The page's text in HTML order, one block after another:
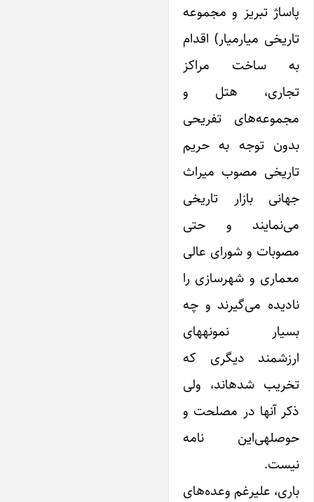
پاساژ تبریز و مجموعه
تاریخی میارمیار) اقدام
به ساخت مراکز
تجاری، هتل و
مجموعه‌های تفریحی
بدون توجه به حریم
تاریخی مصوب میراث
جهانی بازار تاریخی
می‌نمایند و حتی
مصوبات و شورای عالی
معماری و شهرسازی را
نادیده می‌گیرند و چه
بسیار نمونههای
ارزشمند دیگری که
تخریب شدهاند، ولی
ذکر آنها در مصلحت و
حوصلهی‌این نامه
نیست.
باری، علیرغم وعده‌های